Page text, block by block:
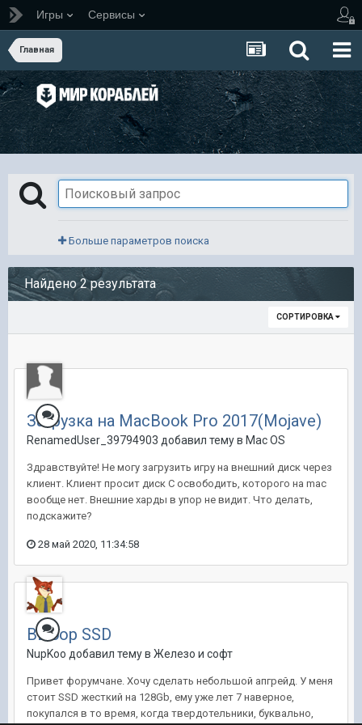
Игры Сервисы
Главная
Больше параметров поиска
Найдено 2 результата
СОРТИРОВКА
Загрузка на MacBook Pro 2017(Mojave)
RenamedUser_39794903 добавил тему в Mac OS
Здравствуйте! Не могу загрузить игру на внешний диск через
клиент. Клиент просит диск С освободить, которого на mac
вообще нет. Внешние харды в упор не видит. Что делать,
подскажите?
28 май 2020, 11:34:58
Выбор SSD
NupKoo добавил тему в Железо и софт
Привет форумчане. Хочу сделать небольшой апгрейд. У меня
стоит SSD жесткий на 128Gb, ему уже лет 7 наверное,
покупался в то время, когда твердотельники, буквально,